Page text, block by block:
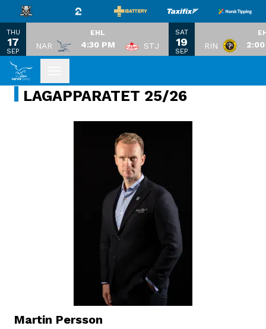
THU
17
SEP
EHL
NAR 4:30 PM STJ
SAT
19
SEP
RIN
LAGAPPARATET 25/26
Martin Persson